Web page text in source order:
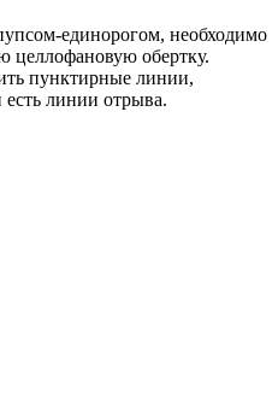
единорогом, необходимо
целлофановую обертку.
пунктирные линии,
линии отрыва.